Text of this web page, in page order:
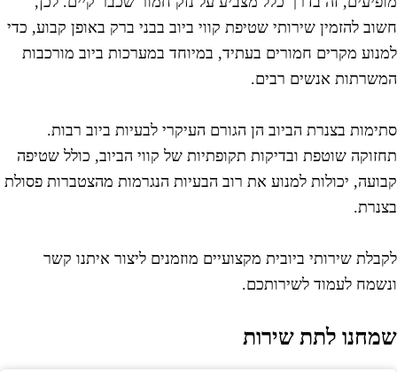
להזמין שירותי שטיפת קווי ביוב בבני ברק באופן קבוע, כדי
מקרים חמורים בעתיד, במיוחד במערכות ביוב מורכבות
אנשים רבים.
בצנרת הביוב הן הגורם העיקרי לבעיות ביוב רבות.
שוטפת ובדיקות תקופתיות של קווי הביוב, כולל שטיפה
יכולות למנוע את רוב הבעיות הנגרמות מהצטברות פסולת
שירותי ביובית מקצועיים מוזמנים ליצור איתנו קשר
לעמוד לשירותכם.
לתת שירות